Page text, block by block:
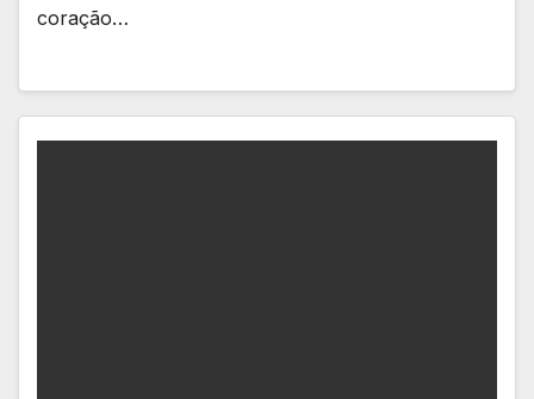
coração…